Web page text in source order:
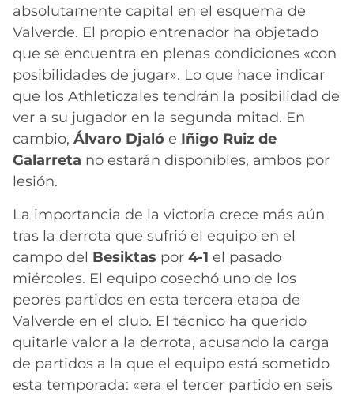
absolutamente capital en el esquema de
Valverde. El propio entrenador ha objetado
que se encuentra en plenas condiciones «con
posibilidades de jugar». Lo que hace indicar
que los Athleticzales tendrán la posibilidad de
ver a su jugador en la segunda mitad. En
cambio, Álvaro Djaló e Iñigo Ruiz de
Galarreta no estarán disponibles, ambos por
lesión.
La importancia de la victoria crece más aún
tras la derrota que sufrió el equipo en el
campo del Besiktas por 4-1 el pasado
miércoles. El equipo cosechó uno de los
peores partidos en esta tercera etapa de
Valverde en el club. El técnico ha querido
quitarle valor a la derrota, acusando la carga
de partidos a la que el equipo está sometido
esta temporada: «era el tercer partido en seis